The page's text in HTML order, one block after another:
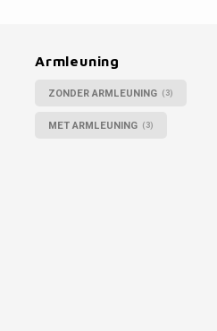
Armleuning
ZONDER ARMLEUNING (3)
MET ARMLEUNING (3)